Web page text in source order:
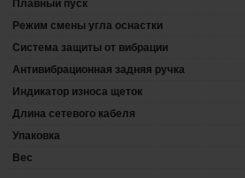
Плавный пуск
Режим смены угла оснастки
Система защиты от вибрации
Антивибрационная задняя ручка
Индикатор износа щеток
Длина сетевого кабеля
Упаковка
Вес